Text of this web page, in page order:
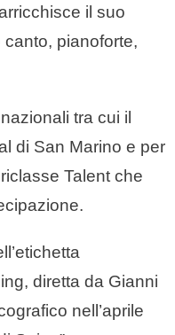
il suo
pianoforte,
tra cui il
di San Marino e per
Talent che
diretta da Gianni
nell’aprile